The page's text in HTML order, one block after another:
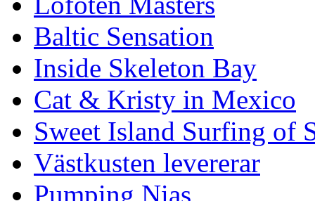
Baltic Sensation
Inside Skeleton Bay
Cat & Kristy in Mexico
Sweet Island Surfing of
Västkusten levererar
Pumping Nias